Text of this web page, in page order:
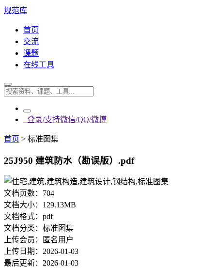
规范库
首页
交流
课题
在线工具
登录/支持微信/QQ/微博
首页 > 标准图集
25J950 建筑防水（勘误版）.pdf
文档页数： 704
文档大小： 129.13MB
文档格式： pdf
文档分类： 标准图集
上传会员：
匿名用户
上传日期： 2026-01-03
最后更新： 2026-01-03